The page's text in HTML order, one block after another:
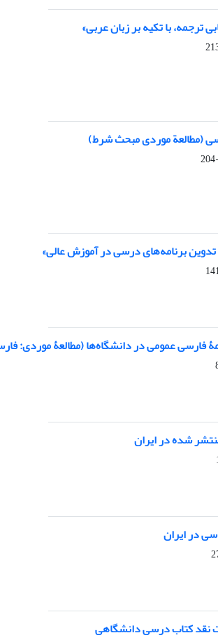
ترجمه، با تکیه بر زبان عربی»
(مطالعة موردی مبحث شرط)
برنامه‌های درسی در آموزش عالی»
عمومی در دانشگاه‌ها (مطالعۀ موردی:
شده در ایران
در ایران
نقد کتاب درسی دانشگاهی